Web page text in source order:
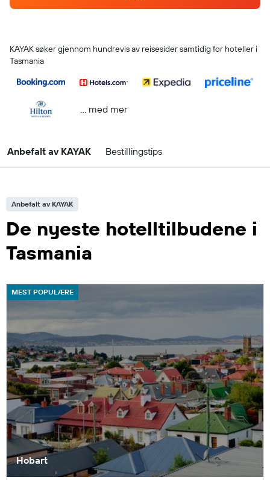
KAYAK søker gjennom hundrevis av reisesider samtidig for hoteller i
Tasmania
… med mer
Anbefalt av KAYAK Bestillingstips
Anbefalt av KAYAK
De nyeste hotelltilbudene i
Tasmania
MEST POPULÆRE
Hobart